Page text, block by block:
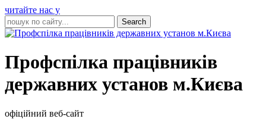
читайте нас у
Профспілка працівників
державних установ м.Києва
офіційний веб-сайт